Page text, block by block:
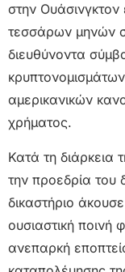
στην
τεσσάρων μηνών
διευθύνοντα
αμερικανικών
χρήματος.
Κατά τη διάρκεια
την προεδρία του
δικαστήριο
ουσιαστική ποινή
ανεπαρκή